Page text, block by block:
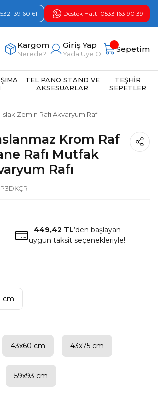
139 60 61 Destek Hattı 0533 163 90 39
Kargom
Nerede?
Giriş Yap
Yada Üye Ol Sepetim
TEL PANO STAND VE
AKSESUARLAR
TEŞHİR
SEPETLER
Zemin Rafı Akvaryum Rafı
Krom Raf
Rafı Mutfak
Rafı
449,42 TL’den başlayan
uygun taksit seçenekleriyle!
cm
43x60 cm 43x75 cm
59x93 cm